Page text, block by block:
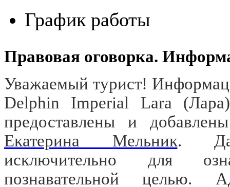
График работы
Правовая оговорка.
Уважаемый турист!
Delphin Imperial Lara
предоставлены и
Екатерина Мельник.
исключительно для
познавательной целью.